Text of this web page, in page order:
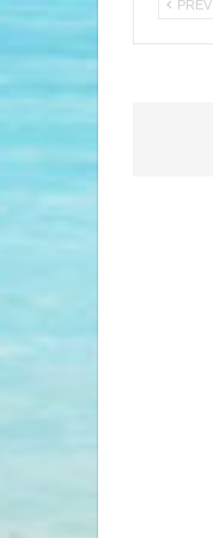
PREV